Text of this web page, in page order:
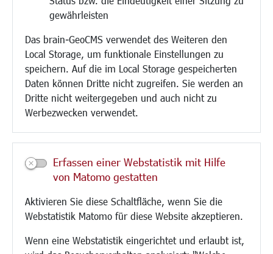
gewährleisten
Das brain-GeoCMS verwendet des Weiteren den
Local Storage, um funktionale Einstellungen zu
speichern. Auf die im Local Storage gespeicherten
Daten können Dritte nicht zugreifen. Sie werden an
Dritte nicht weitergegeben und auch nicht zu
Werbezwecken verwendet.
Erfassen einer Webstatistik mit Hilfe
von Matomo gestatten
Aktivieren Sie diese Schaltfläche, wenn Sie die
Webstatistik Matomo für diese Website akzeptieren.
Wenn eine Webstatistik eingerichtet und erlaubt ist,
Bebauungsplanung
Verkehr/Mobilität
Glasfaserausbau
Aktuelle Baustellen
Paddelteich
CINDY S
Kultur/Freizeit/Tourismus
Veranstaltungen
Neue Stadthalle Langen
Bäder
Musikschule
Stadtbücherei